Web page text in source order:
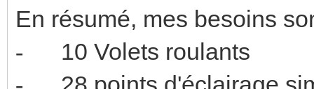
En résumé, mes besoins
- 10 Volets